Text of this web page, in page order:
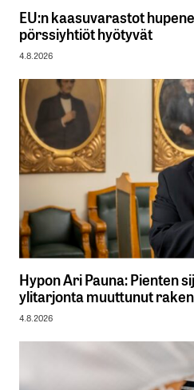
EU:n kaasuvarastot
pörssiyhtiöt hyötyvät
4.8.2026
Hypon Ari Pauna: Pienten
ylitarjonta muuttunut
4.8.2026